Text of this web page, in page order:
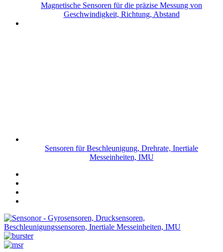
Magnetische Sensoren für die präzise Messung von
Geschwindigkeit, Richtung, Abstand
Sensoren für Beschleunigung, Drehrate, Inertiale
Messeinheiten, IMU